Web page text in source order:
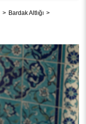
Bardak Altlığı